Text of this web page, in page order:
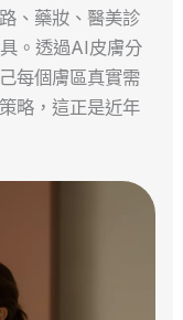
、藥妝、醫美診
。透過AI皮膚分
每個膚區真實需
略，這正是近年